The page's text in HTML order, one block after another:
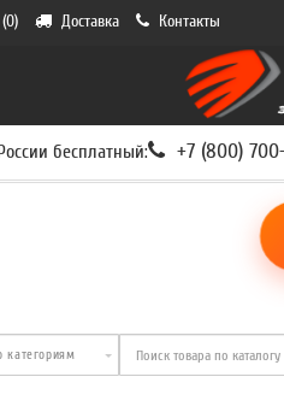
Доставка Контакты
бесплатный: +7 (800)